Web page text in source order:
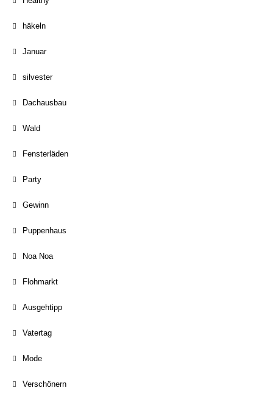
häkeln
Januar
silvester
Dachausbau
Wald
Fensterläden
Party
Gewinn
Puppenhaus
Noa Noa
Flohmarkt
Ausgehtipp
Vatertag
Mode
Verschönern